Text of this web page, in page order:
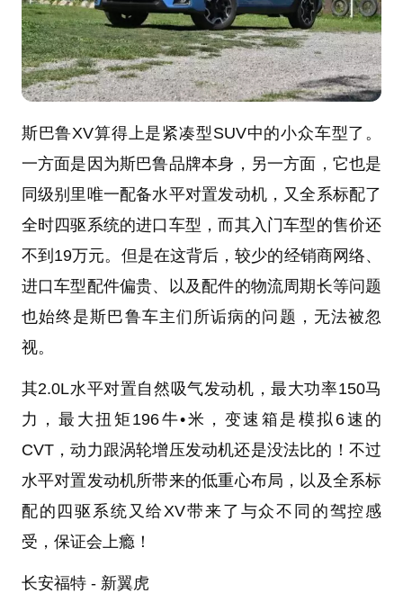
斯巴鲁XV算得上是紧凑型SUV中的小众车型了。
一方面是因为斯巴鲁品牌本身，另一方面，它也是
同级别里唯一配备水平对置发动机，又全系标配了
全时四驱系统的进口车型，而其入门车型的售价还
不到19万元。但是在这背后，较少的经销商网络、
进口车型配件偏贵、以及配件的物流周期长等问题
也始终是斯巴鲁车主们所诟病的问题，无法被忽
视。
其2.0L水平对置自然吸气发动机，最大功率150马
力，最大扭矩196牛•米，变速箱是模拟6速的
CVT，动力跟涡轮增压发动机还是没法比的！不过
水平对置发动机所带来的低重心布局，以及全系标
配的四驱系统又给XV带来了与众不同的驾控感
受，保证会上瘾！
长安福特 - 新翼虎